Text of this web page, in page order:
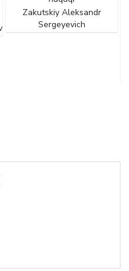
Zakutskiy Aleksandr
Sergeyevich